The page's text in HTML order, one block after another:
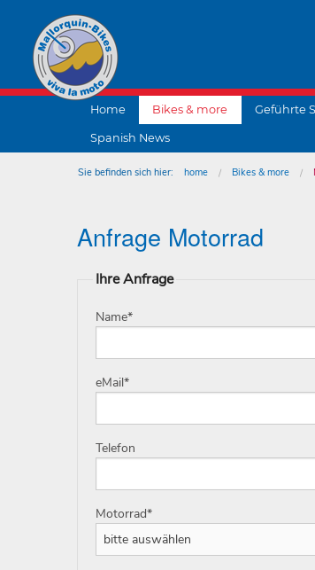
Home Bikes & more Geführte
Spanish News
Sie befinden sich hier: home Bikes & more
Anfrage Motorrad
Ihre Anfrage
Name*
eMail*
Telefon
Motorrad*